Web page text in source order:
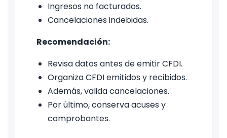
Ingresos no facturados.
Cancelaciones indebidas.
Recomendación:
Revisa datos antes de emitir CFDI.
Organiza CFDI emitidos y recibidos.
Además, valida cancelaciones.
Por último, conserva acuses y
comprobantes.